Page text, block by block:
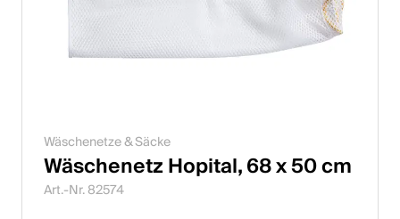
Wäschenetze & Säcke
Wäschenetz Hopital, 68 x 50 cm
Art.-Nr. 82574